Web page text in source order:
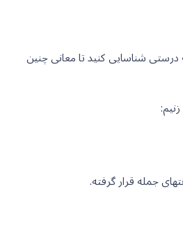
شناسایی کنید تا معانی چنین